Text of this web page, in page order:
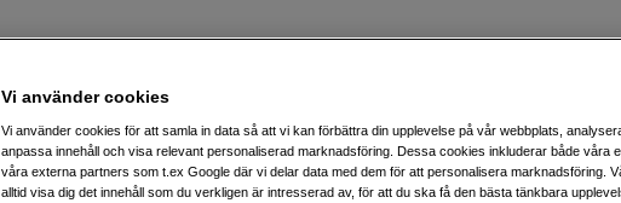
Plustek Skanner OpticFilm 8200i SE
Vi använder cookies
Vi använder cookies för att samla in data så att vi kan förbättra din upplevelse på vår webbplats,
anpassa innehåll och visa relevant personaliserad marknadsföring. Dessa cookies inkluderar både våra
våra externa partners som t.ex Google där vi delar data med dem för att personalisera marknadsföring.
alltid visa dig det innehåll som du verkligen är intresserad av, för att du ska få den bästa tänkbara